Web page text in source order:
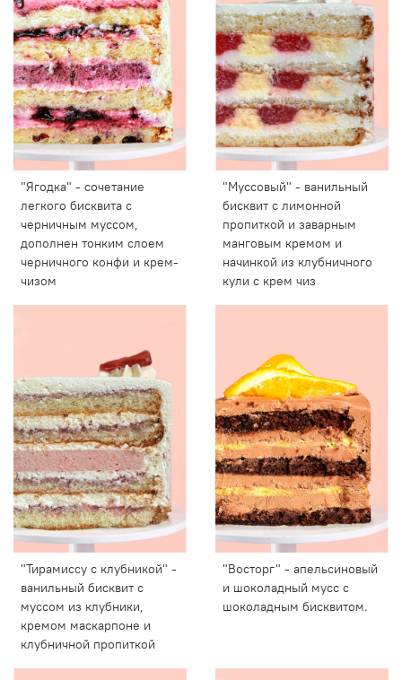
"Ягодка" - сочетание
легкого бисквита с
черничным муссом,
дополнен тонким слоем
черничного конфи и крем-
чизом
"Муссовый" - ванильный
бисквит с лимонной
пропиткой и заварным
манговым кремом и
начинкой из клубничного
кули с крем чиз
"Тирамиссу с клубникой" -
ванильный бисквит с
муссом из клубники,
кремом маскарпоне и
клубничной пропиткой
"Восторг" - апельсиновый
и шоколадный мусс с
шоколадным бисквитом.